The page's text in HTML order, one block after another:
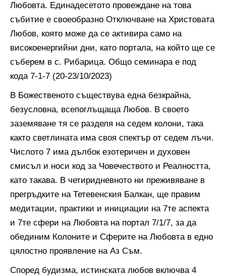
Любовта. Единадесетото провеждане на това
събитие е своеобразно Отключване на Христовата
Любов, която може да се активира само на
високоенергийни дни, като портала, на който ще се
съберем в с. Рибарица. Общо семинара е под
кода 7-1-7 (20-23/10/2023)
В Божественото съществува една безкрайна,
безусловна, всепоглъщаща Любов. В своето
заземяване тя се разделя на седем колони, така
както светлината има своя спектър от седем лъчи.
Числото 7 има дълбок езотеричен и духовен
смисъл и носи код за Човечеството и Реалността,
като такава. В четиридневното ни преживяване в
прегръдките на Тетевенския Балкан, ще правим
медитации, практики и инициации на 7те аспекта
и 7те сфери на Любовта на портал 7/1/7, за да
обединим Колоните и Сферите на Любовта в едно
цялостно проявление на Аз Съм.
Според будизма, истинската любов включва 4